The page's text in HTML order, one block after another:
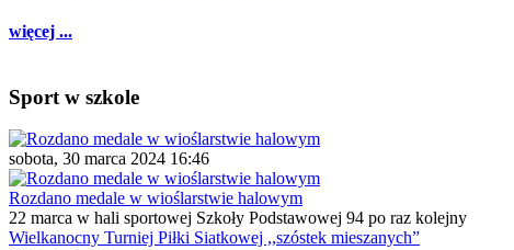
więcej ...
Sport w szkole
sobota, 30 marca 2024 16:46
Rozdano medale w wioślarstwie halowym
22 marca w hali sportowej Szkoły Podstawowej 94 po raz kolejny
Wielkanocny Turniej Piłki Siatkowej ,,szóstek mieszanych”